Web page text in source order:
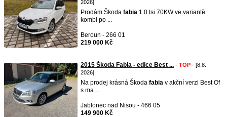
2026]
Prodám Škoda fabia 1.0.tsi 70KW ve variantě
kombi po ...
Beroun - 266 01
219 000 Kč
2015 Škoda Fabia - edice Best ... - TOP - [8.8.
2026]
Na prodej krásná Škoda fabia v akční verzi Best Of
s ma ...
Jablonec nad Nisou - 466 05
149 900 Kč